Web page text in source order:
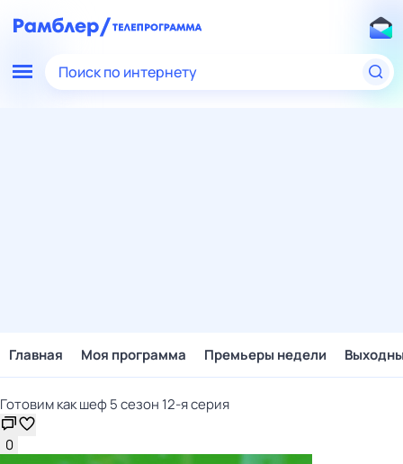
Поиск по интернету
Главная Моя программа Премьеры недели
Готовим как шеф 5 сезон 12-я серия
0